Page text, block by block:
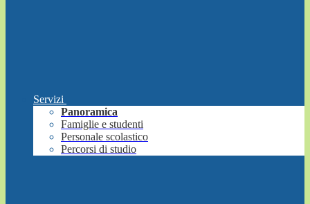
Servizi
Panoramica
Famiglie e studenti
Personale scolastico
Percorsi di studio